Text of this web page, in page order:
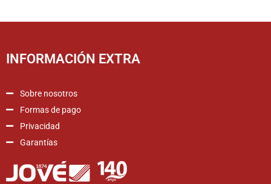
INFORMACIÓN EXTRA
Sobre nosotros
Formas de pago
Privacidad
Garantías